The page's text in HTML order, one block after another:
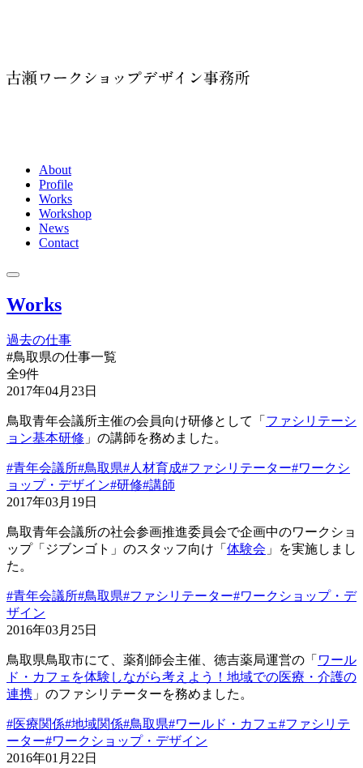
About
Profile
Works
Workshop
News
Contact
Works
過去の仕事
#鳥取県の仕事一覧
全9件
2017年04月23日
鳥取青年会議所主催の会員向け研修として「 ファシリテーシ
ョン基本研修 」の講師を務めました。
#青年会議所#鳥取県#人材育成#ファシリテーター#ワークシ
ョップ・デザイン#研修#講師
2017年03月19日
鳥取青年会議所の社会参画推進委員会で企画中のワークショ
ップ「ジブンゴト」のスタッフ向け「 体験会 」を実施しまし
た。
#青年会議所#鳥取県#ファシリテーター#ワークショップ・デ
ザイン
2016年03月25日
鳥取県鳥取市にて、薬剤師会主催、徳吉薬局運営の「 ワール
ド・カフェを体験しながら考えよう！地域での医療・介護の
連携 」のファシリテーターを務めました。
#医療関係#地域関係#鳥取県#ワールド・カフェ#ファシリテ
ーター#ワークショップ・デザイン
2016年01月22日